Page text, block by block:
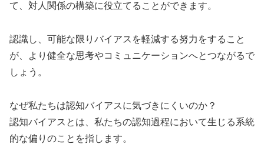
て、対人関係の構築に役立てることができます。
認識し、可能な限りバイアスを軽減する努力をすること
が、より健全な思考やコミュニケーションへとつながるで
しょう。
なぜ私たちは認知バイアスに気づきにくいのか？
認知バイアスとは、私たちの認知過程において生じる系統
的な偏りのことを指します。